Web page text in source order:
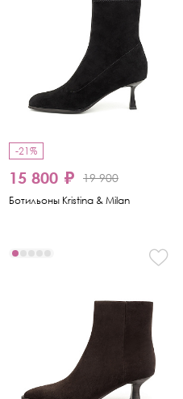
-21%
15 800 ₽ 19 900
Ботильоны Kristina & Milan